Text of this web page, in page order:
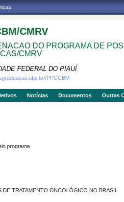
CMRV
DO PROGRAMA DE
CMRV
FEDERAL DO PIAUÍ
PPGCBM
Notícias Documentos Outras
programa.
TRATAMENTO ONCOLÓGICO NO BRASIL.